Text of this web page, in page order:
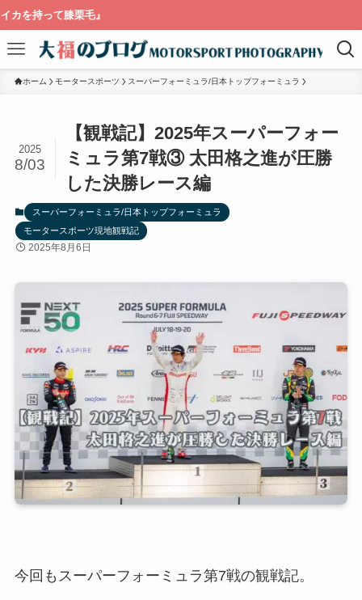
』
ホーム モータースポーツ スーパーフォーミュラ/日本トップフォーミュラ
【観戦記】2025年スーパーフォー
ミュラ第7戦③ 太田格之進が圧勝
した決勝レース編
2025
8/03
スーパーフォーミュラ/日本トップフォーミュラ
モータースポーツ現地観戦記
2025年8月6日
今回もスーパーフォーミュラ第7戦の観戦記。